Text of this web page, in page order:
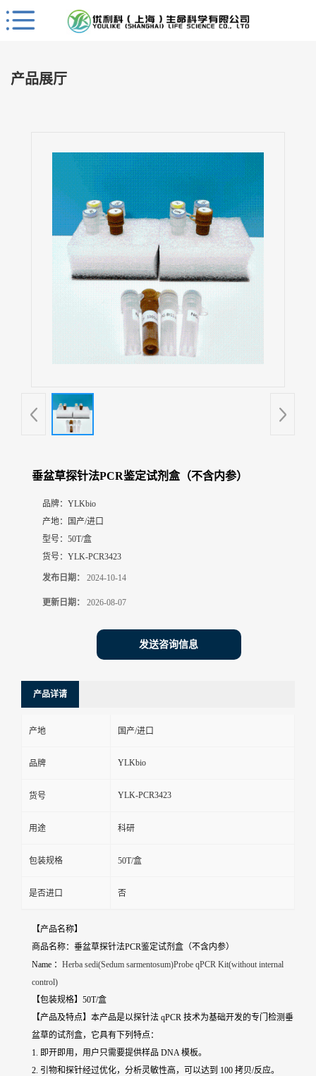
Close
首
产品展厅
垂盆草探针法PCR鉴定试剂盒（不含内参）
品牌： YLKbio
产地：
国产/进口
型号： 50T/盒
货号： YLK-PCR3423
发布日期： 2024-10-14
更新日期： 2026-08-07
发送咨询信息
产品详请
产地 国产/进口
品牌 YLKbio
货号 YLK-PCR3423
用途 科研
包装规格 50T/盒
是否进口 否
【产品名称】
商品名称：垂盆草探针法PCR鉴定试剂盒（不含内参）
Name ： Herba sedi(Sedum sarmentosum)Probe qPCR Kit(without internal
control)
【包装规格】50T/盒
【产品及特点】本产品是以探针法 qPCR 技术为基础开发的专门检测垂
盆草的试剂盒，它具有下列特点：
1. 即开即用，用户只需要提供样品 DNA 模板。
2. 引物和探针经过优化，分析灵敏性高，可以达到 100 拷贝/反应。